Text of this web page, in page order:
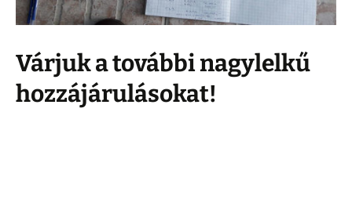
Várjuk a további nagylelkű
hozzájárulásokat!